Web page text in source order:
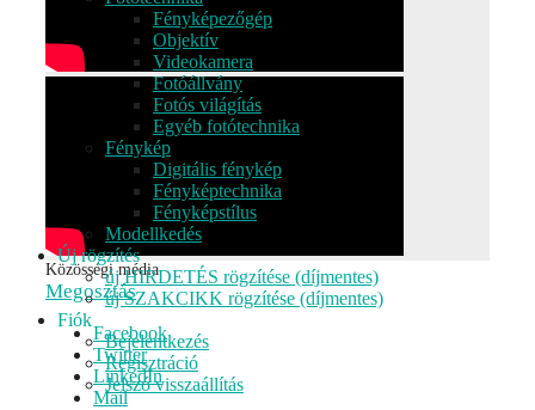
Fényképezőgép
Objektív
Videokamera
Fotóállvány
Fotós világítás
Egyéb fotótechnika
Fénykép
Digitális fénykép
Fényképtechnika
Fényképstílus
Modellkedés
Új rögzítés
új HIRDETÉS rögzítése (díjmentes)
új SZAKCIKK rögzítése (díjmentes)
Fiók
Bejelentkezés
Regisztráció
Jelszó visszaállítás
Közösségi média
Megosztás
Facebook
Twitter
LinkedIn
Mail